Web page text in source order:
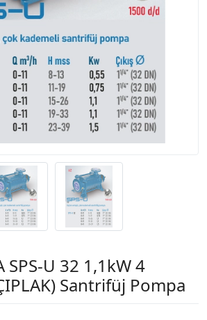
SPS-U 32 1,1kW 4
Santrifüj Pompa